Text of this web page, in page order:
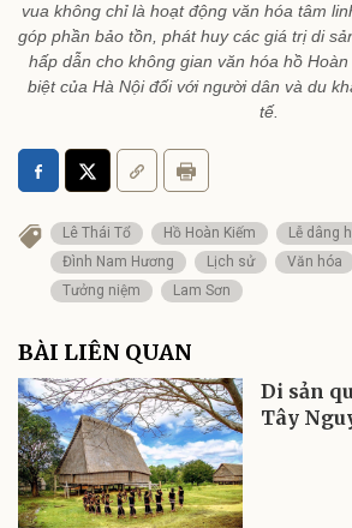
vua không chỉ là hoạt động văn hóa tâm
góp phần bảo tồn, phát huy các giá trị di
hấp dẫn cho không gian văn hóa hồ
biệt của Hà Nội đối với người dân và du
tế.
Lê Thái Tổ Hồ Hoàn Kiếm
Lễ dâng
Đình Nam Hương
Lịch sử Văn hóa
Tưởng niệm
Lam Sơn
BÀI LIÊN QUAN
Di sản
Tây